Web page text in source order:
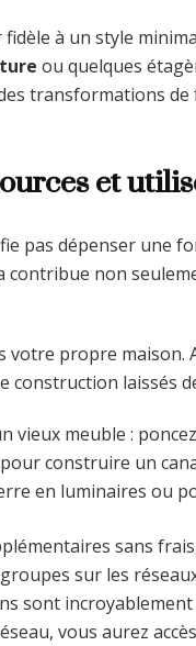
à un style
ou quelques
transformations
et
pas dépenser une
contribue non
propre maison.
construction laissés
vieux meuble :
construire un
en luminaires ou
sans
sur les
sont
vous aurez